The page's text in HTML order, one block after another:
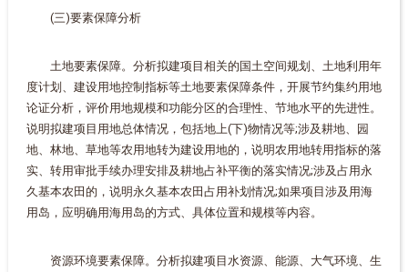
(三)要素保障分析
土地要素保障。分析拟建项目相关的国土空间规划、土地利用年
度计划、建设用地控制指标等土地要素保障条件，开展节约集约用地
论证分析，评价用地规模和功能分区的合理性、节地水平的先进性。
说明拟建项目用地总体情况，包括地上(下)物情况等;涉及耕地、园
地、林地、草地等农用地转为建设用地的，说明农用地转用指标的落
实、转用审批手续办理安排及耕地占补平衡的落实情况;涉及占用永
久基本农田的，说明永久基本农田占用补划情况;如果项目涉及用海
用岛，应明确用海用岛的方式、具体位置和规模等内容。
资源环境要素保障。分析拟建项目水资源、能源、大气环境、生